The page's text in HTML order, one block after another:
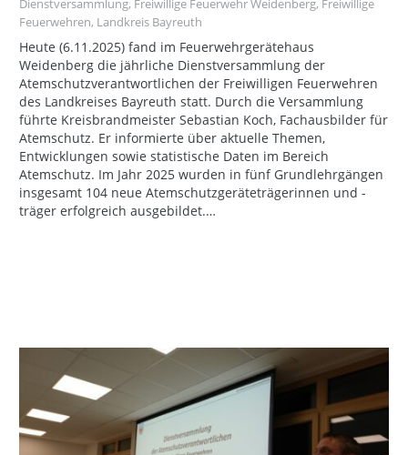
Dienstversammlung, Freiwillige Feuerwehr Weidenberg, Freiwillige
Feuerwehren, Landkreis Bayreuth
Heute (6.11.2025) fand im Feuerwehrgerätehaus
Weidenberg die jährliche Dienstversammlung der
Atemschutzverantwortlichen der Freiwilligen Feuerwehren
des Landkreises Bayreuth statt. Durch die Versammlung
führte Kreisbrandmeister Sebastian Koch, Fachausbilder für
Atemschutz. Er informierte über aktuelle Themen,
Entwicklungen sowie statistische Daten im Bereich
Atemschutz. Im Jahr 2025 wurden in fünf Grundlehrgängen
insgesamt 104 neue Atemschutzgeräteträgerinnen und -
träger erfolgreich ausgebildet.…